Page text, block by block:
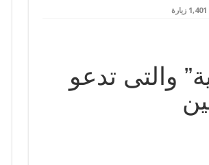
1,401 زيارة
والتى تدعو